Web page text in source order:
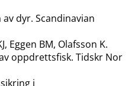
dyr. Scandinavian
Eggen BM, Olafsson K.
oppdrettsfisk. Tidskr Nor
i